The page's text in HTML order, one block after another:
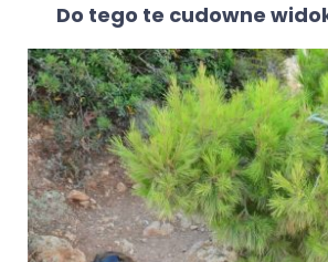
Do tego te cudowne